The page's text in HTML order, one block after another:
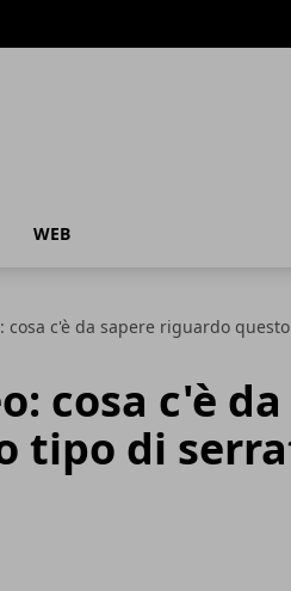
WEB
cosa c'è da sapere riguardo
cosa c'è
tipo di